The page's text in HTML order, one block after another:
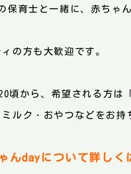
保育士と一緒に、赤ちゃ
の方も大歓迎です。
頃から、希望される方は
ルク・おやつなどをお持
んdayについて詳しく